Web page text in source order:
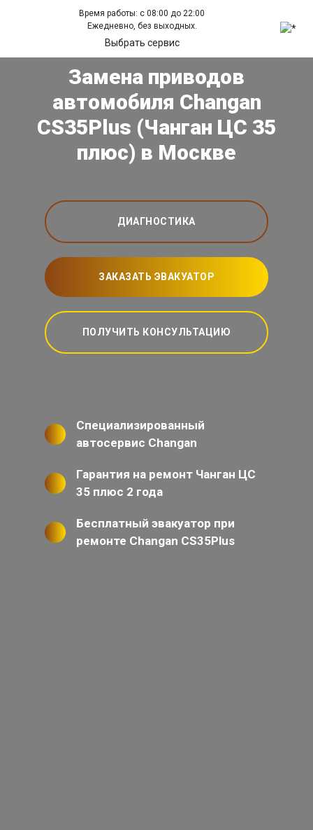
Время работы: с 08:00 до 22:00
Ежедневно, без выходных.
Выбрать сервис
Замена приводов
автомобиля Changan
CS35Plus (Чанган ЦС 35
плюс) в Москве
ДИАГНОСТИКА
ЗАКАЗАТЬ ЭВАКУАТОР
ПОЛУЧИТЬ КОНСУЛЬТАЦИЮ
Специализированный
автосервис Changan
Гарантия на ремонт Чанган ЦС
35 плюс 2 года
Бесплатный эвакуатор при
ремонте Changan CS35Plus